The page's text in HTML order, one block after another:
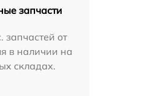
запчасти
запчастей от
в наличии на
складах.